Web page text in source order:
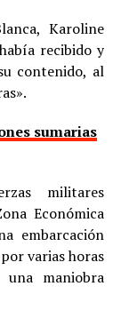
Karoline
recibido y
contenido, al
sumarias
militares
Económica
embarcación
varias horas
maniobra